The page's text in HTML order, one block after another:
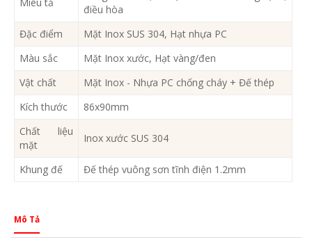
Miêu tả
điều hòa
Đặc điểm
Mặt Inox SUS 304, Hạt nhựa PC
Màu sắc
Mặt Inox xước, Hạt vàng/đen
Vật chất
Mặt Inox - Nhựa PC chống cháy + Đế thép
Kích thước
86x90mm
Chất liệu
mặt
Inox xước SUS 304
Khung đế Đế thép vuông sơn tĩnh điện 1.2mm
Mô Tả